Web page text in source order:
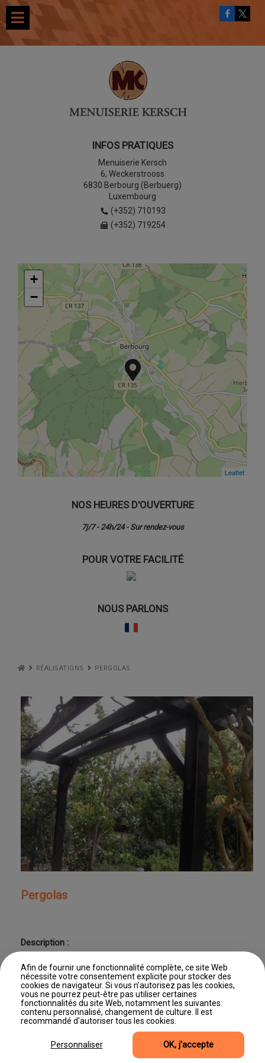
Afin de fournir une fonctionnalité complète, ce site Web
nécessite votre consentement explicite pour stocker des
cookies de navigateur. Si vous n'autorisez pas les cookies,
vous ne pourrez peut-être pas utiliser certaines
fonctionnalités du site Web, notamment les suivantes:
contenu personnalisé, changement de culture. Il est
recommandé d'autoriser tous les cookies.
INFOS PRATIQUES
Menuiserie Kersch
6, Weckerstrooss
6830 Berbourg (Berbuerg)
Luxembourg
(+352) 710193
(+352) 719254
+
−
Leaflet
+
−
Leaflet
NOS HEURES D'OUVERTURE
7j/7 - 24h/24 - Sur rendez-vous
POUR VOTRE FACILITÉ
NOUS PARLONS
RÉALISATIONS PERGOLAS
Pergolas
Description :
Dernière mise à jour : 11/06/2026 11:46
©2026, Site produit par Editus Luxembourg
Mentions légales
Gestion des cookies